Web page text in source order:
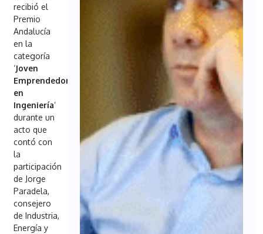
recibió el
Premio
Andalucía
en la
categoría
‘Joven
Emprendedor
en
Ingeniería’
durante un
acto que
contó con
la
participación
de Jorge
Paradela,
consejero
de Industria,
Energía y